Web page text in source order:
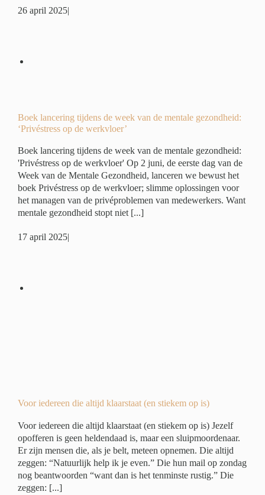
26 april 2025|
Boek lancering tijdens de week van de mentale gezondheid:
‘Privéstress op de werkvloer’
Boek lancering tijdens de week van de mentale gezondheid:
'Privéstress op de werkvloer' Op 2 juni, de eerste dag van de
Week van de Mentale Gezondheid, lanceren we bewust het
boek Privéstress op de werkvloer; slimme oplossingen voor
het managen van de privéproblemen van medewerkers. Want
mentale gezondheid stopt niet [...]
17 april 2025|
Voor iedereen die altijd klaarstaat (en stiekem op is)
Voor iedereen die altijd klaarstaat (en stiekem op is) Jezelf
opofferen is geen heldendaad is, maar een sluipmoordenaar.
Er zijn mensen die, als je belt, meteen opnemen. Die altijd
zeggen: “Natuurlijk help ik je even.” Die hun mail op zondag
nog beantwoorden “want dan is het tenminste rustig.” Die
zeggen: [...]